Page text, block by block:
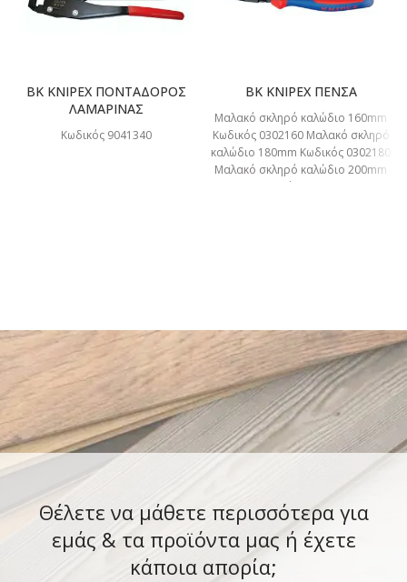
BK KNIPEX ΠΟΝΤΑΔΟΡΟΣ
ΛΑΜΑΡΙΝΑΣ
Κωδικός 9041340
BK KNIPEX ΠΕΝΣΑ
Μαλακό σκληρό καλώδιο 160mm
Κωδικός 0302160 Μαλακό σκληρό
καλώδιο 180mm Κωδικός 0302180
Μαλακό σκληρό καλώδιο 200mm
Κωδικός 0302200
Θέλετε να μάθετε περισσότερα για
εμάς & τα προϊόντα μας ή έχετε
κάποια απορία;